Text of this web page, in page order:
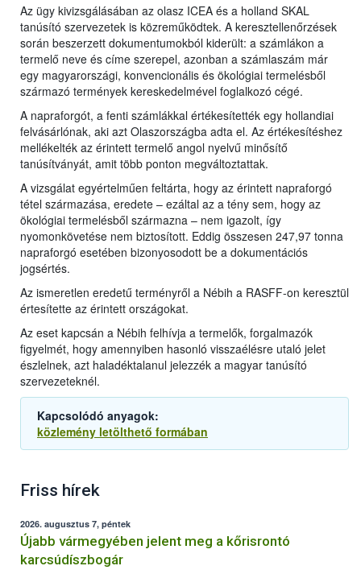
Az ügy kivizsgálásában az olasz ICEA és a holland SKAL
tanúsító szervezetek is közreműködtek. A keresztellenőrzések
során beszerzett dokumentumokból kiderült: a számlákon a
termelő neve és címe szerepel, azonban a számlaszám már
egy magyarországi, konvencionális és ökológiai termelésből
származó termények kereskedelmével foglalkozó cégé.
A napraforgót, a fenti számlákkal értékesítették egy hollandiai
felvásárlónak, aki azt Olaszországba adta el. Az értékesítéshez
mellékelték az érintett termelő angol nyelvű minősítő
tanúsítványát, amit több ponton megváltoztattak.
A vizsgálat egyértelműen feltárta, hogy az érintett napraforgó
tétel származása, eredete – ezáltal az a tény sem, hogy az
ökológiai termelésből származna – nem igazolt, így
nyomonkövetése nem biztosított. Eddig összesen 247,97 tonna
napraforgó esetében bizonyosodott be a dokumentációs
jogsértés.
Az ismeretlen eredetű terményről a Nébih a RASFF-on keresztül
értesítette az érintett országokat.
Az eset kapcsán a Nébih felhívja a termelők, forgalmazók
figyelmét, hogy amennyiben hasonló visszaélésre utaló jelet
észlelnek, azt haladéktalanul jelezzék a magyar tanúsító
szervezeteknél.
Kapcsolódó anyagok:
közlemény letölthető formában
Friss hírek
2026. augusztus 7, péntek
Újabb vármegyében jelent meg a kőrisrontó
karcsúdíszbogár